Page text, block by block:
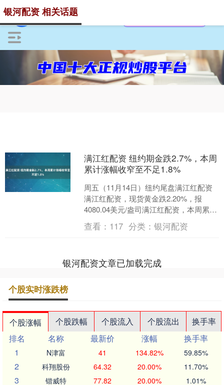
银河配资 相关话题
满江红配资 纽约期金跌2.7%，本周
累计涨幅收窄至不足1.8%
周五（11月14日）纽约尾盘满江红配资
满江红配资，现货黄金跌2.20%，报
4080.04美元/盎司满江红配资，本周累计
上涨1.98%，11月10-13日从399....
查看： 117 分类：银河配资
银河配资文章已加载完成
个股实时涨跌榜
个股涨幅 个股跌幅 个股流入 个股流出
换手率
排名
名称 最新价 涨幅
换手率
1
N津富 41 134.82% 59.85%
2 科翔股份 64.32 20.00% 11.70%
3 锴威特 77.82 20.00% 1.01%